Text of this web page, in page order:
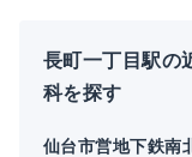
長町一丁目駅の
科を探す
仙台市営地下鉄南